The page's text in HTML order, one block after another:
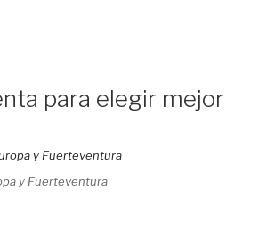
para elegir mejor
y Fuerteventura